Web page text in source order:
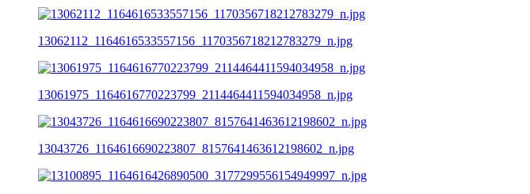
13062112_1164616533557156_1170356718212783279_n.jpg
13061975_1164616770223799_2114464411594034958_n.jpg
13043726_1164616690223807_8157641463612198602_n.jpg